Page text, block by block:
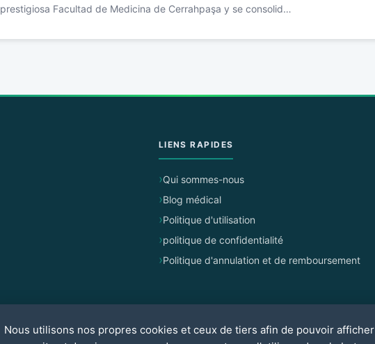
prestigiosa Facultad de Medicina de Cerrahpaşa y se consolid…
LIENS RAPIDES
Qui sommes-nous
Blog médical
Politique d'utilisation
politique de confidentialité
Politique d'annulation et de remboursement
Nous utilisons nos propres cookies et ceux de tiers afin de pouvoir afficher